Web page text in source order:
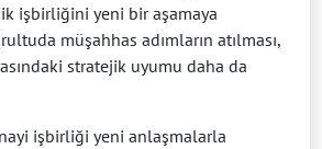
işbirliğini yeni bir aşamaya
müşahhas adımların atılması,
stratejik uyumu daha da
işbirliği yeni anlaşmalarla